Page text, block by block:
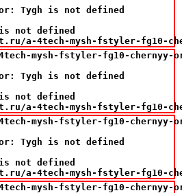
Tygh is not defined
not defined
a-4tech-mysh-fstyler-fg10-
mysh-fstyler-fg10-chernyy-
Tygh is not defined
not defined
a-4tech-mysh-fstyler-fg10-
mysh-fstyler-fg10-chernyy-
Tygh is not defined
not defined
a-4tech-mysh-fstyler-fg10-
mysh-fstyler-fg10-chernyy-